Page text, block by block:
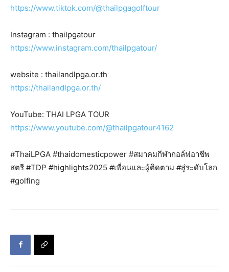
https://www.tiktok.com/@thailpgagolftour
Instagram : thailpgatour
https://www.instagram.com/thailpgatour/
website : thailandlpga.or.th
https://thailandlpga.or.th/
YouTube: THAI LPGA TOUR
https://www.youtube.com/@thailpgatour4162
#ThaiLPGA #thaidomesticpower #สมาคมกีฬากอล์ฟอาชีพ
สตรี #TDP #highlights2025 #เพื่อนและผู้ติดตาม #สู่ระดับโลก
#golfing